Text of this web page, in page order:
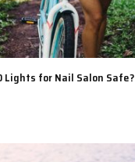
Lights for Nail Salon